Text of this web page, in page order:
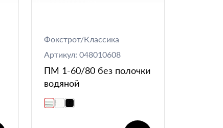
Фокстрот/Классика
Артикул: 048010608
ПМ 1-60/80 без полочки
водяной